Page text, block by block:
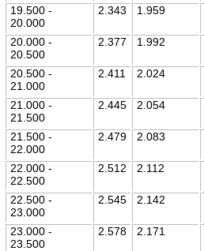
19.500 -
20.000
2.343 1.959
20.000 -
20.500
2.377 1.992
20.500 -
21.000
2.411 2.024
21.000 -
21.500
2.445 2.054
21.500 -
22.000
2.479 2.083
22.000 -
22.500
2.512 2.112
22.500 -
23.000
2.545 2.142
23.000 -
23.500
2.578 2.171